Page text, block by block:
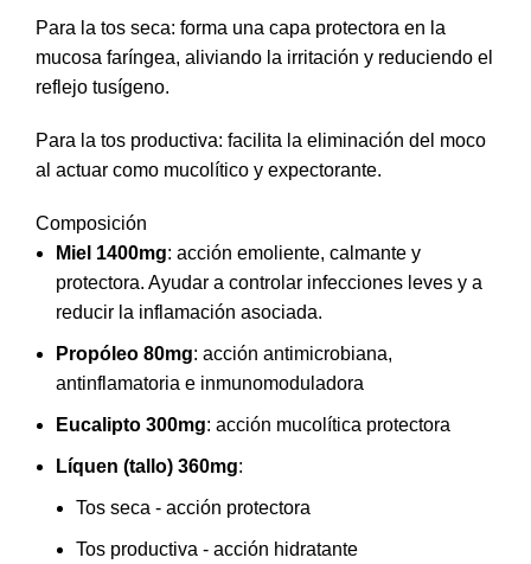
Para la tos seca: forma una capa protectora en la
mucosa faríngea, aliviando la irritación y reduciendo el
reflejo tusígeno.
Para la tos productiva: facilita la eliminación del moco
al actuar como mucolítico y expectorante.
Composición
Miel 1400mg: acción emoliente, calmante y
protectora. Ayudar a controlar infecciones leves y a
reducir la inflamación asociada.
Propóleo 80mg: acción antimicrobiana,
antinflamatoria e inmunomoduladora
Eucalipto 300mg: acción mucolítica protectora
Líquen (tallo) 360mg:
Tos seca - acción protectora
Tos productiva - acción hidratante